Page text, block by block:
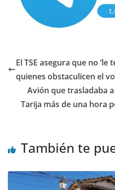
El TSE asegura que no
quienes obstaculicen el
Avión que trasladaba
Tarija más de una hora
También te